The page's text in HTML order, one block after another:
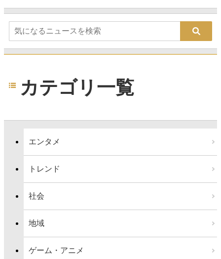
カテゴリ一覧
エンタメ
トレンド
社会
地域
ゲーム・アニメ